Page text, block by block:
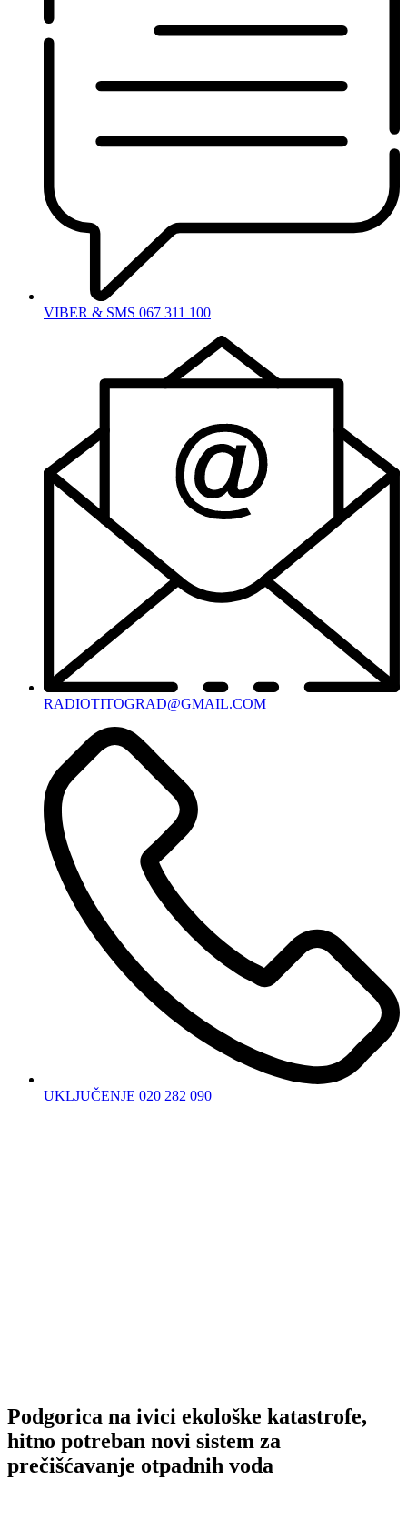
VIBER & SMS 067 311 100
RADIOTITOGRAD@GMAIL.COM
UKLJUČENJE 020 282 090
Podgorica na ivici ekološke katastrofe,
hitno potreban novi sistem za
prečišćavanje otpadnih voda